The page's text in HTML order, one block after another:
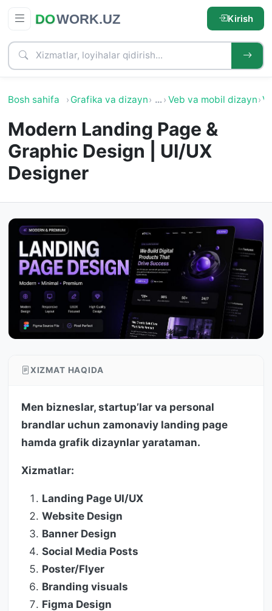
Kirish
Bosh sahifa Grafika va dizayn … Veb va mobil dizayn
Modern Landing Page &
Graphic Design | UI/UX
Designer
XIZMAT HAQIDA
Men bizneslar, startup’lar va personal
brandlar uchun zamonaviy landing page
hamda grafik dizaynlar yarataman.
Xizmatlar:
Landing Page UI/UX
Website Design
Banner Design
Social Media Posts
Poster/Flyer
Branding visuals
Figma Design